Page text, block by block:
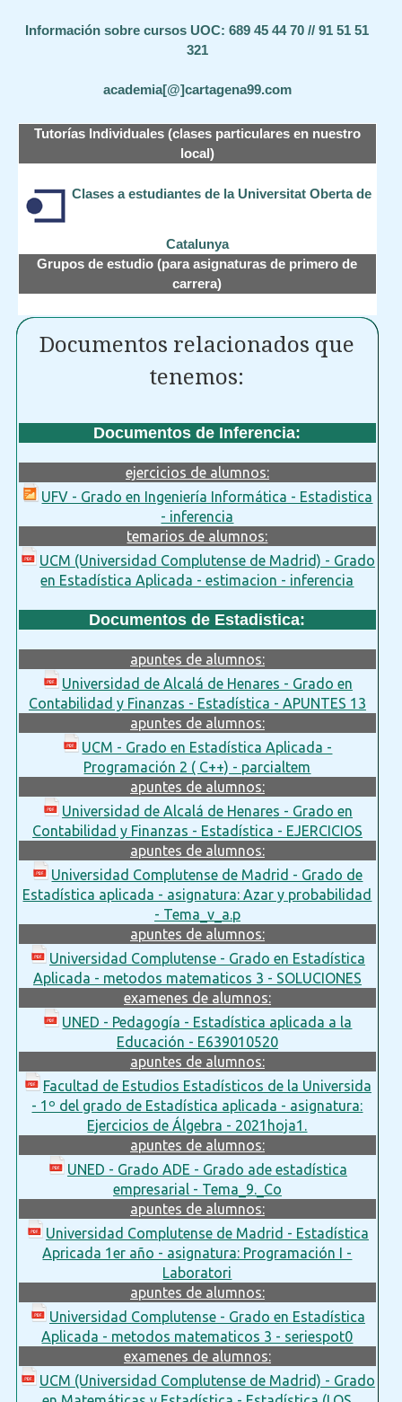
Información sobre cursos UOC: 689 45 44 70 // 91 51 51
321
academia[@]cartagena99.com
Tutorías Individuales (clases particulares en nuestro
local)
Clases a estudiantes de la Universitat Oberta de
Catalunya
Grupos de estudio (para asignaturas de primero de
carrera)
Documentos relacionados que
tenemos:
Documentos de Inferencia:
ejercicios de alumnos:
UFV - Grado en Ingeniería Informática - Estadistica
- inferencia
temarios de alumnos:
UCM (Universidad Complutense de Madrid) - Grado
en Estadística Aplicada - estimacion - inferencia
Documentos de Estadistica:
apuntes de alumnos:
Universidad de Alcalá de Henares - Grado en
Contabilidad y Finanzas - Estadística - APUNTES 13
apuntes de alumnos:
UCM - Grado en Estadística Aplicada -
Programación 2 ( C++) - parcialtem
apuntes de alumnos:
Universidad de Alcalá de Henares - Grado en
Contabilidad y Finanzas - Estadística - EJERCICIOS
apuntes de alumnos:
Universidad Complutense de Madrid - Grado de
Estadística aplicada - asignatura: Azar y probabilidad
- Tema_v_a.p
apuntes de alumnos:
Universidad Complutense - Grado en Estadística
Aplicada - metodos matematicos 3 - SOLUCIONES
examenes de alumnos:
UNED - Pedagogía - Estadística aplicada a la
Educación - E639010520
apuntes de alumnos:
Facultad de Estudios Estadísticos de la Universida
- 1º del grado de Estadística aplicada - asignatura:
Ejercicios de Álgebra - 2021hoja1.
apuntes de alumnos:
UNED - Grado ADE - Grado ade estadística
empresarial - Tema_9._Co
apuntes de alumnos:
Universidad Complutense de Madrid - Estadística
Apricada 1er año - asignatura: Programación I -
Laboratori
apuntes de alumnos:
Universidad Complutense - Grado en Estadística
Aplicada - metodos matematicos 3 - seriespot0
examenes de alumnos:
UCM (Universidad Complutense de Madrid) - Grado